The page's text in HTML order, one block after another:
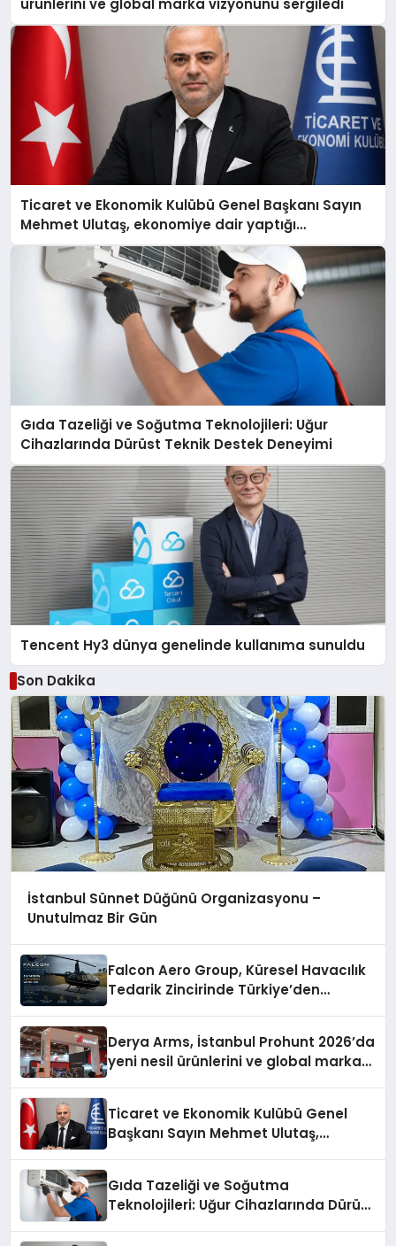
ürünlerini ve global marka vizyonunu sergiledi
Ticaret ve Ekonomik Kulübü Genel Başkanı Sayın
Mehmet Ulutaş, ekonomiye dair yaptığı
açıklamada şunları kaydetti:
Gıda Tazeliği ve Soğutma Teknolojileri: Uğur
Cihazlarında Dürüst Teknik Destek Deneyimi
Tencent Hy3 dünya genelinde kullanıma sunuldu
Son Dakika
İstanbul Sünnet Düğünü Organizasyonu –
Unutulmaz Bir Gün
Falcon Aero Group, Küresel Havacılık
Tedarik Zincirinde Türkiye’den
Derya Arms, İstanbul Prohunt 2026’da
yeni nesil ürünlerini ve global marka
Ticaret ve Ekonomik Kulübü Genel
Başkanı Sayın Mehmet Ulutaş,
Gıda Tazeliği ve Soğutma
Teknolojileri: Uğur Cihazlarında Dürüst